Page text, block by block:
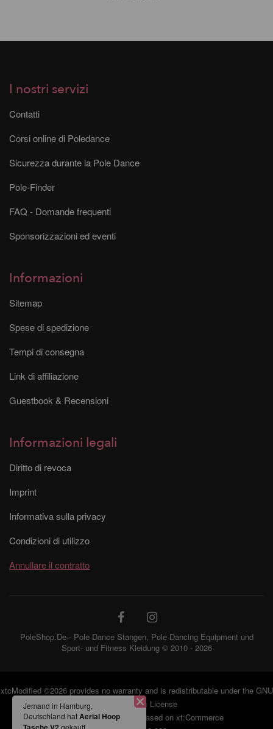
I nostri servizi
Contatti
Corsi online di Poledance
Sicurezza durante la Pole Dance
Pole-Finder
FAQ - Domande frequenti
Sponsorizzazioni ed eventi
Informazioni
Sitemap
Spese di spedizione
Tempi di consegna
Link di affiliazione
Guestbook & Recensioni
Informazioni legali
Diritto di revoca
Imprint
Informativa sulla privacy
Condizioni di utilizzo
Annullare il contratto
PoleShop.De - Pole Dance Stangen, Pole Dancing Equipment und
Sport- und Fitness Kleidung © 2010 - 2026
xtcModified©2026 provides no warranty and is redistributable under the GNU
General Public License
eCommerce Engine 2006 based on xt:Commerce
Jemand in Hamburg,
Deutschland hat
Hoop Tasche V2